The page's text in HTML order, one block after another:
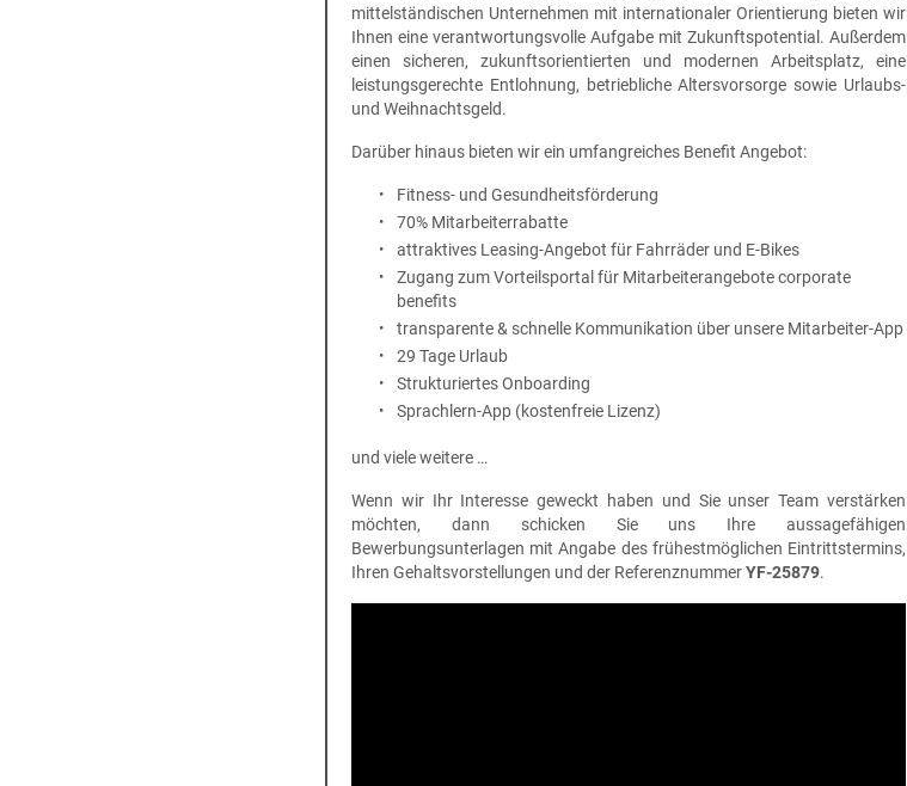
mittelständischen Unternehmen mit internationaler Orientierung bieten wir
Ihnen eine verantwortungsvolle Aufgabe mit Zukunftspotential. Außerdem
einen sicheren, zukunftsorientierten und modernen Arbeitsplatz, eine
leistungsgerechte Entlohnung, betriebliche Altersvorsorge sowie Urlaubs-
und Weihnachtsgeld.
Darüber hinaus bieten wir ein umfangreiches Benefit Angebot:
Fitness- und Gesundheitsförderung
70% Mitarbeiterrabatte
attraktives Leasing-Angebot für Fahrräder und E-Bikes
Zugang zum Vorteilsportal für Mitarbeiterangebote corporate
benefits
transparente & schnelle Kommunikation über unsere Mitarbeiter-App
29 Tage Urlaub
Strukturiertes Onboarding
Sprachlern-App (kostenfreie Lizenz)
und viele weitere …
Wenn wir Ihr Interesse geweckt haben und Sie unser Team verstärken
möchten, dann schicken Sie uns Ihre aussagefähigen
Bewerbungsunterlagen mit Angabe des frühestmöglichen Eintrittstermins,
Ihren Gehaltsvorstellungen und der ReferenznummerYF-25879.